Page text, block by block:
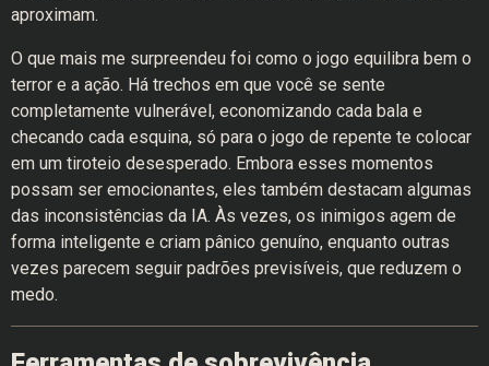
aproximam.
O que mais me surpreendeu foi como o jogo equilibra bem o
terror e a ação. Há trechos em que você se sente
completamente vulnerável, economizando cada bala e
checando cada esquina, só para o jogo de repente te colocar
em um tiroteio desesperado. Embora esses momentos
possam ser emocionantes, eles também destacam algumas
das inconsistências da IA. Às vezes, os inimigos agem de
forma inteligente e criam pânico genuíno, enquanto outras
vezes parecem seguir padrões previsíveis, que reduzem o
medo.